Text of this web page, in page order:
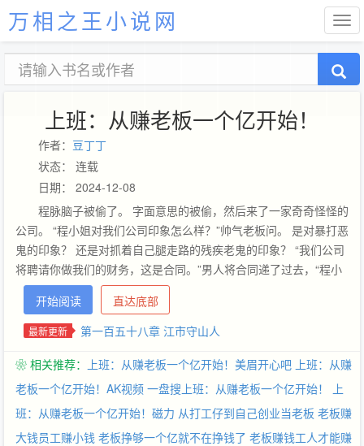
万相之王小说网
上班：从赚老板一个亿开始！
作者： 豆丁丁
状态： 连载
日期： 2024-12-08
程脉脑子被偷了。 字面意思的被偷，然后来了一家奇奇怪怪的
公司。 “程小姐对我们公司印象怎么样？”帅气老板问。 是对暴打恶
鬼的印象？ 还是对抓着自己腿走路的残疾老鬼的印象？ “我们公司
将聘请你做我们的财务，这是合同。”男人将合同递了过去，“程小
姐是个赚钱的好手，很适合我们公司。” “财务是管钱的，不是赚钱
的。”程脉友好提醒。 “程小姐天生慧脑，能被人盯上第一次就能被
盯上第二次，脑子能丢一次就会丢第二次。”男人慢条斯理的轻声
百邪不侵。” “老板，什么时候上班？” “就从赚一个亿开始吧。” 上
班第一天，想灭了老板。
开始阅读 直达底部
最新更新 第一百五十八章 江市守山人
❀ 相关推荐： 上班：从赚老板一个亿开始！美眉开心吧 上班：从赚
老板一个亿开始！AK视频 一盘搜上班：从赚老板一个亿开始！
上
班：从赚老板一个亿开始！磁力 从打工仔到自己创业当老板 老板赚
大钱员工赚小钱 老板挣够一个亿就不在挣钱了 老板赚钱工人才能赚